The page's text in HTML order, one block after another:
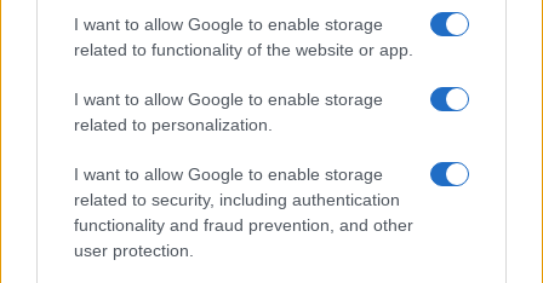
I want to allow Google to enable storage
related to functionality of the website or app.
I want to allow Google to enable storage
related to personalization.
I want to allow Google to enable storage
related to security, including authentication
functionality and fraud prevention, and other
user protection.
35792 – ISCRITTA ALL’ANSO (ASSOCIAZIONE NAZIONALE STAMPA
ONLINE)
PRIVACY E NOTIFICHE
MAPPA DEL SITO